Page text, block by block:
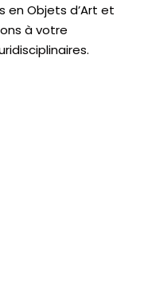
en Objets d’Art et
à votre